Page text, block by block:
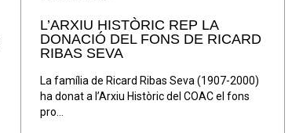
L’ARXIU HISTÒRIC REP LA
DONACIÓ DEL FONS DE RICARD
RIBAS SEVA
La família de Ricard Ribas Seva (1907-2000)
ha donat a l’Arxiu Històric del COAC el fons
pro...